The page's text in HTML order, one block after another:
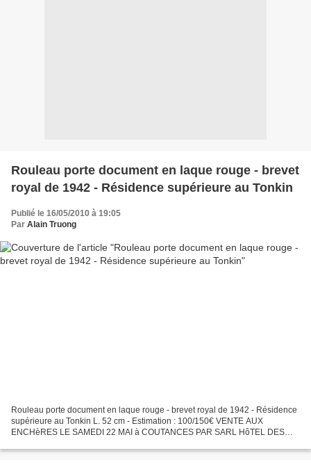
Rouleau porte document en laque rouge - brevet
royal de 1942 - Résidence supérieure au Tonkin
Publié le 16/05/2010 à 19:05
Par Alain Truong
Rouleau porte document en laque rouge - brevet royal de 1942 - Résidence
supérieure au Tonkin L. 52 cm - Estimation : 100/150€ VENTE AUX
ENCHèRES LE SAMEDI 22 MAI à COUTANCES PAR SARL HôTEL DES